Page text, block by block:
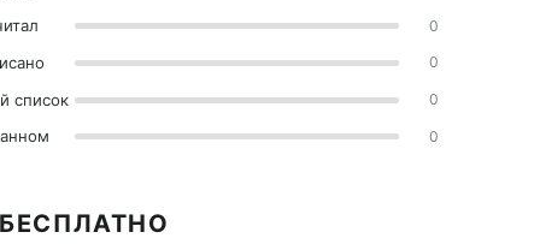
0
0
список 0
0